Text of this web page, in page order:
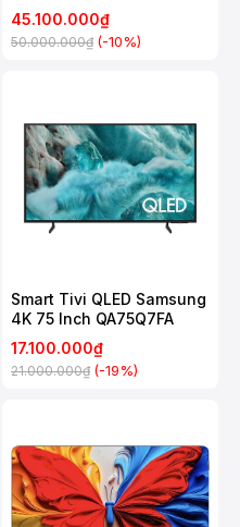
45.100.000₫
50.000.000₫ (-10%)
Smart Tivi QLED Samsung
4K 75 Inch QA75Q7FA
17.100.000₫
21.000.000₫ (-19%)